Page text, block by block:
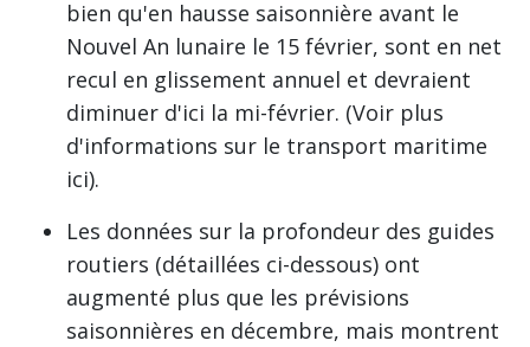
bien qu'en hausse saisonnière avant le
Nouvel An lunaire le 15 février, sont en net
recul en glissement annuel et devraient
diminuer d'ici la mi-février. (Voir plus
d'informations sur le transport maritime
ici).
Les données sur la profondeur des guides
routiers (détaillées ci-dessous) ont
augmenté plus que les prévisions
saisonnières en décembre, mais montrent